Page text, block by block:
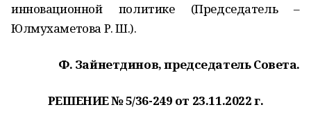
инновационной политике (Председатель –
Юлмухаметова Р. Ш.).
Ф. Зайнетдинов, председатель Совета.
РЕШЕНИЕ № 5/36-249 от 23.11.2022 г.